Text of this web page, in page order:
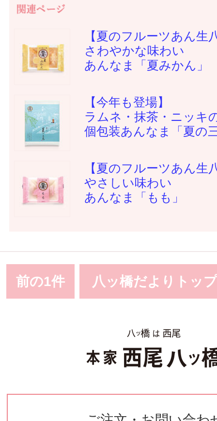
【夏のフルーツあん生
さわやかな味わい
あんなま「夏みかん」
【今年も登場】
ラムネ・抹茶・ニッキ
個包装あんなま「夏の
【夏のフルーツあん生
やさしい味わい
あんなま「もも」
前の1件 八ッ橋だよりトッ